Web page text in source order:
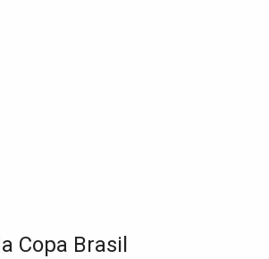
Copa Brasil